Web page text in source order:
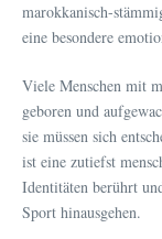
marokkanisch-
eine besondere
Viele Menschen mit
geboren und
sie müssen sich
ist eine zutiefst
Identitäten berührt
Sport hinausgehen.